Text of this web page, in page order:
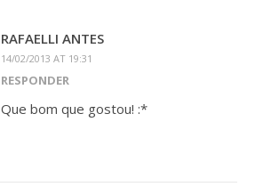
RAFAELLI ANTES
14/02/2013 AT 19:31
RESPONDER
Que bom que gostou! :*